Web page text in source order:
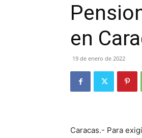
en
19 de enero de 2022
Caracas.- Para